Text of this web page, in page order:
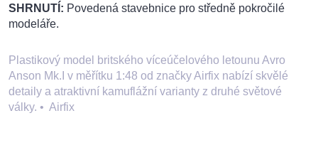
SHRNUTÍ: Povedená stavebnice pro středně pokročilé
modeláře.
Plastikový model britského víceúčelového letounu Avro
Anson Mk.I v měřítku 1:48 od značky Airfix nabízí skvělé
detaily a atraktivní kamuflážní varianty z druhé světové
války. • Airfix